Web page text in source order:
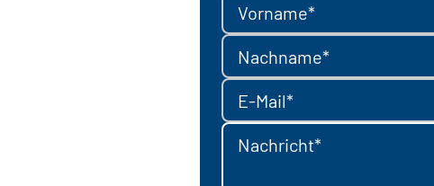
Vorname*
Nachname*
E-Mail*
Nachricht*